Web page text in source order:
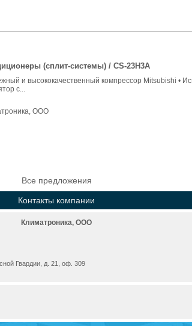
(сплит-системы) / CS-23H3A
и высококачественный компрессор Mitsubishi •
с...
ООО
Все предложения
Контакты компании
Климатроника, ООО
Гвардии, д. 21, оф. 309